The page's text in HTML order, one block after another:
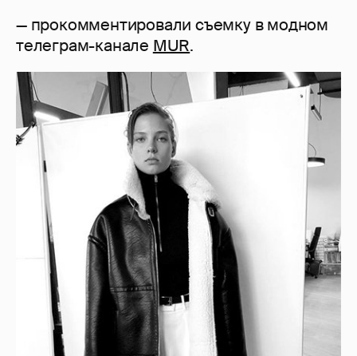
— прокомментировали съемку в модном
телеграм-канале MUR.